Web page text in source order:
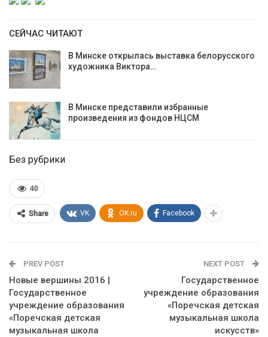
СЕЙЧАС ЧИТАЮТ
В Минске открылась выставка белорусского
художника Виктора…
В Минске представили избранные
произведения из фондов НЦСМ
Без рубрики
40
Share VK OK.ru Facebook
PREV POST
Новые вершины 2016 |
Государственное
учреждение образования
«Поречская детская
музыкальная школа
NEXT POST
Государственное
учреждение образования
«Поречская детская
музыкальная школа
искусств»